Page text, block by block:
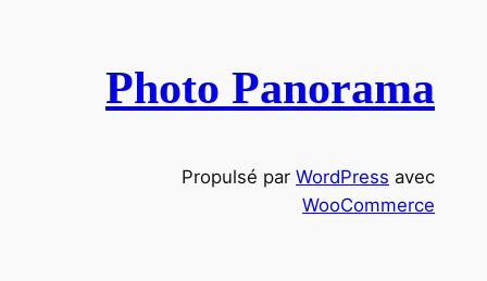
Photo Panorama
Propulsé par WordPress avec
WooCommerce